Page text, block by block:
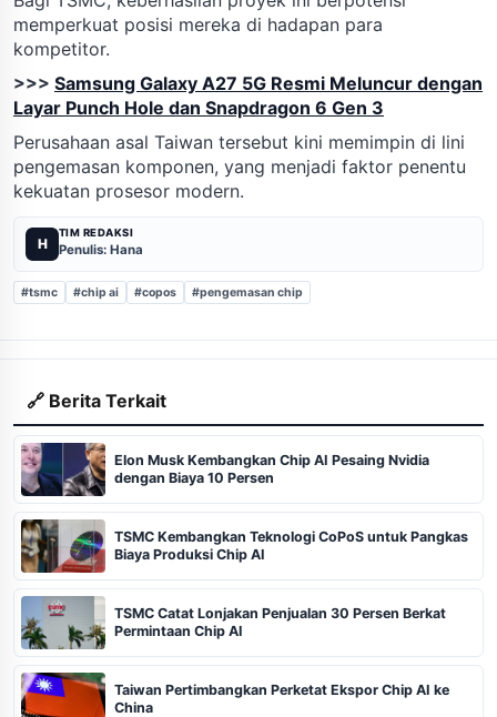
memperkuat posisi mereka di hadapan para
kompetitor.
>>> Samsung Galaxy A27 5G Resmi Meluncur dengan
Layar Punch Hole dan Snapdragon 6 Gen 3
Perusahaan asal Taiwan tersebut kini memimpin di lini
pengemasan komponen, yang menjadi faktor penentu
kekuatan prosesor modern.
H
TIM REDAKSI
Penulis: Hana
#tsmc #chip ai #copos #pengemasan chip
🔗 Berita Terkait
Elon Musk Kembangkan Chip AI Pesaing Nvidia
dengan Biaya 10 Persen
TSMC Kembangkan Teknologi CoPoS untuk Pangkas
Biaya Produksi Chip AI
TSMC Catat Lonjakan Penjualan 30 Persen Berkat
Permintaan Chip AI
Taiwan Pertimbangkan Perketat Ekspor Chip AI ke
China